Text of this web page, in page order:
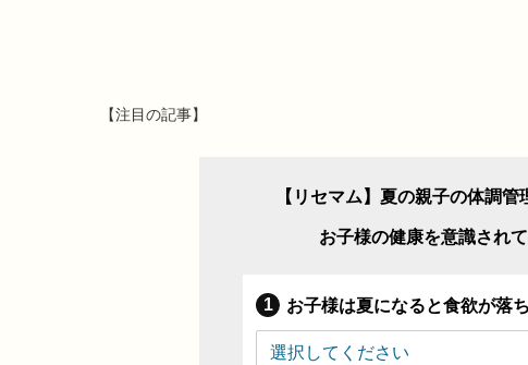
【注目の記事】
【リセマム】夏の親子の体調
お子様の健康を意識され
お子様は夏になると食欲が落